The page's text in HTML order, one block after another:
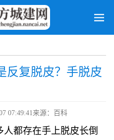
反复脱皮？手脱皮
07:49:41来源：百科
都存在手上脱皮长倒